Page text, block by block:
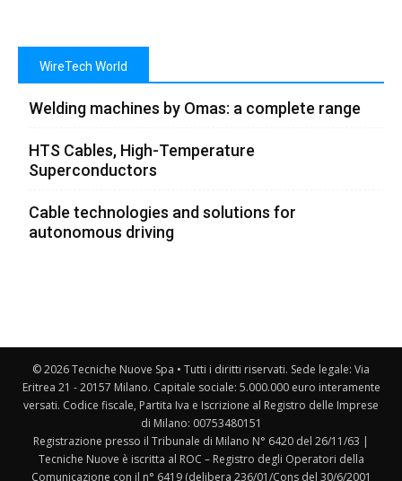
WireTech World
Welding machines by Omas: a complete range
HTS Cables, High-Temperature
Superconductors
Cable technologies and solutions for
autonomous driving
© 2026 Tecniche Nuove Spa • Tutti i diritti riservati. Sede legale: Via
Eritrea 21 - 20157 Milano. Capitale sociale: 5.000.000 euro interamente
versati. Codice fiscale, Partita Iva e Iscrizione al Registro delle Imprese
di Milano: 00753480151
Registrazione presso il Tribunale di Milano N° 6420 del 26/11/63 |
Tecniche Nuove è iscritta al ROC – Registro degli Operatori della
Comunicazione con il n° 6419 (delibera 236/01/Cons del 30/6/2001